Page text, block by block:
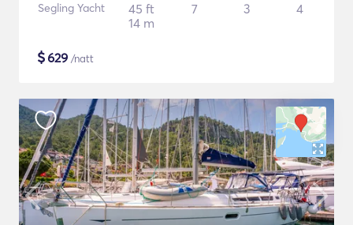
Segling Yacht
45 ft
14 m
7 3 4
$629 /natt